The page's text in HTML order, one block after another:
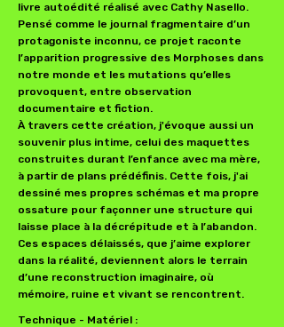
livre autoédité réalisé avec Cathy Nasello.
Pensé comme le journal fragmentaire d’un
protagoniste inconnu, ce projet raconte
l’apparition progressive des Morphoses dans
notre monde et les mutations qu’elles
provoquent, entre observation
documentaire et fiction.
À travers cette création, j'évoque aussi un
souvenir plus intime, celui des maquettes
construites durant l’enfance avec ma mère,
à partir de plans prédéfinis. Cette fois, j'ai
dessiné mes propres schémas et ma propre
ossature pour façonner une structure qui
laisse place à la décrépitude et à l’abandon.
Ces espaces délaissés, que j’aime explorer
dans la réalité, deviennent alors le terrain
d’une reconstruction imaginaire, où
mémoire, ruine et vivant se rencontrent.
Technique - Matériel :